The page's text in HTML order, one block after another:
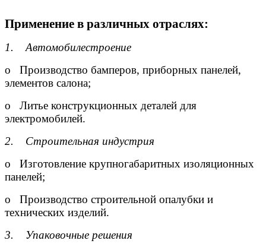
Применение в различных отраслях:
1. Автомобилестроение
o Производство бамперов, приборных панелей,
элементов салона;
o Литье конструкционных деталей для
электромобилей.
2. Строительная индустрия
o Изготовление крупногабаритных изоляционных
панелей;
o Производство строительной опалубки и
технических изделий.
3. Упаковочные решения